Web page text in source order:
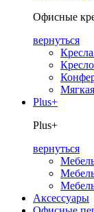
Офисные
вернуться
Plus+
Plus+
вернуться
Аксессуары